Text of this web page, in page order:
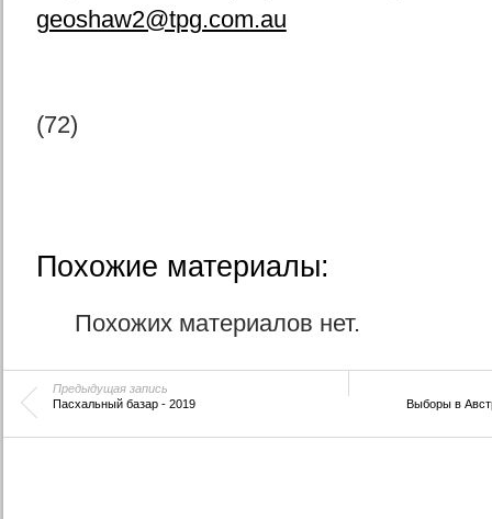
geoshaw2@tpg.com.au
(72)
Похожие материалы:
Похожих материалов нет.
Предыдущая запись
Пасхальный базар - 2019
Выборы в